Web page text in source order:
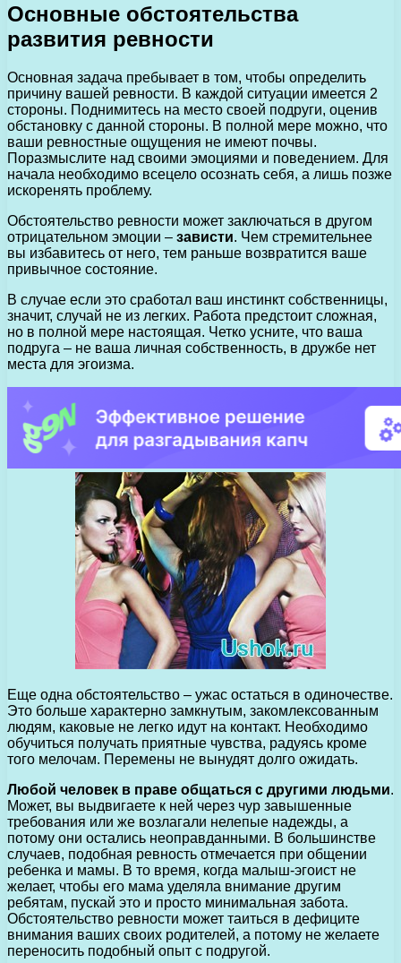
Основные обстоятельства
развития ревности
Основная задача пребывает в том, чтобы определить
причину вашей ревности. В каждой ситуации имеется 2
стороны. Поднимитесь на место своей подруги, оценив
обстановку с данной стороны. В полной мере можно, что
ваши ревностные ощущения не имеют почвы.
Поразмыслите над своими эмоциями и поведением. Для
начала необходимо всецело осознать себя, а лишь позже
искоренять проблему.
Обстоятельство ревности может заключаться в другом
отрицательном эмоции – зависти. Чем стремительнее
вы избавитесь от него, тем раньше возвратится ваше
привычное состояние.
В случае если это сработал ваш инстинкт собственницы,
значит, случай не из легких. Работа предстоит сложная,
но в полной мере настоящая. Четко усните, что ваша
подруга – не ваша личная собственность, в дружбе нет
места для эгоизма.
Еще одна обстоятельство – ужас остаться в одиночестве.
Это больше характерно замкнутым, закомлексованным
людям, каковые не легко идут на контакт. Необходимо
обучиться получать приятные чувства, радуясь кроме
того мелочам. Перемены не вынудят долго ожидать.
Любой человек в праве общаться с другими людьми.
Может, вы выдвигаете к ней через чур завышенные
требования или же возлагали нелепые надежды, а
потому они остались неоправданными. В большинстве
случаев, подобная ревность отмечается при общении
ребенка и мамы. В то время, когда малыш-эгоист не
желает, чтобы его мама уделяла внимание другим
ребятам, пускай это и просто минимальная забота.
Обстоятельство ревности может таиться в дефиците
внимания ваших своих родителей, а потому не желаете
переносить подобный опыт с подругой.